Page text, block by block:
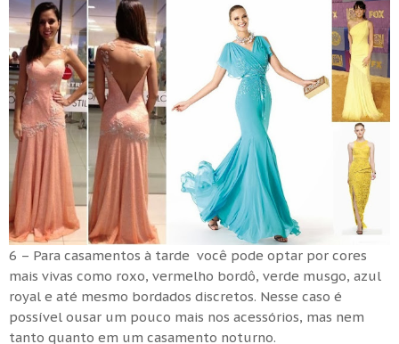
6 – Para casamentos à tarde você pode optar por cores
mais vivas como roxo, vermelho bordô, verde musgo, azul
royal e até mesmo bordados discretos. Nesse caso é
possível ousar um pouco mais nos acessórios, mas nem
tanto quanto em um casamento noturno.